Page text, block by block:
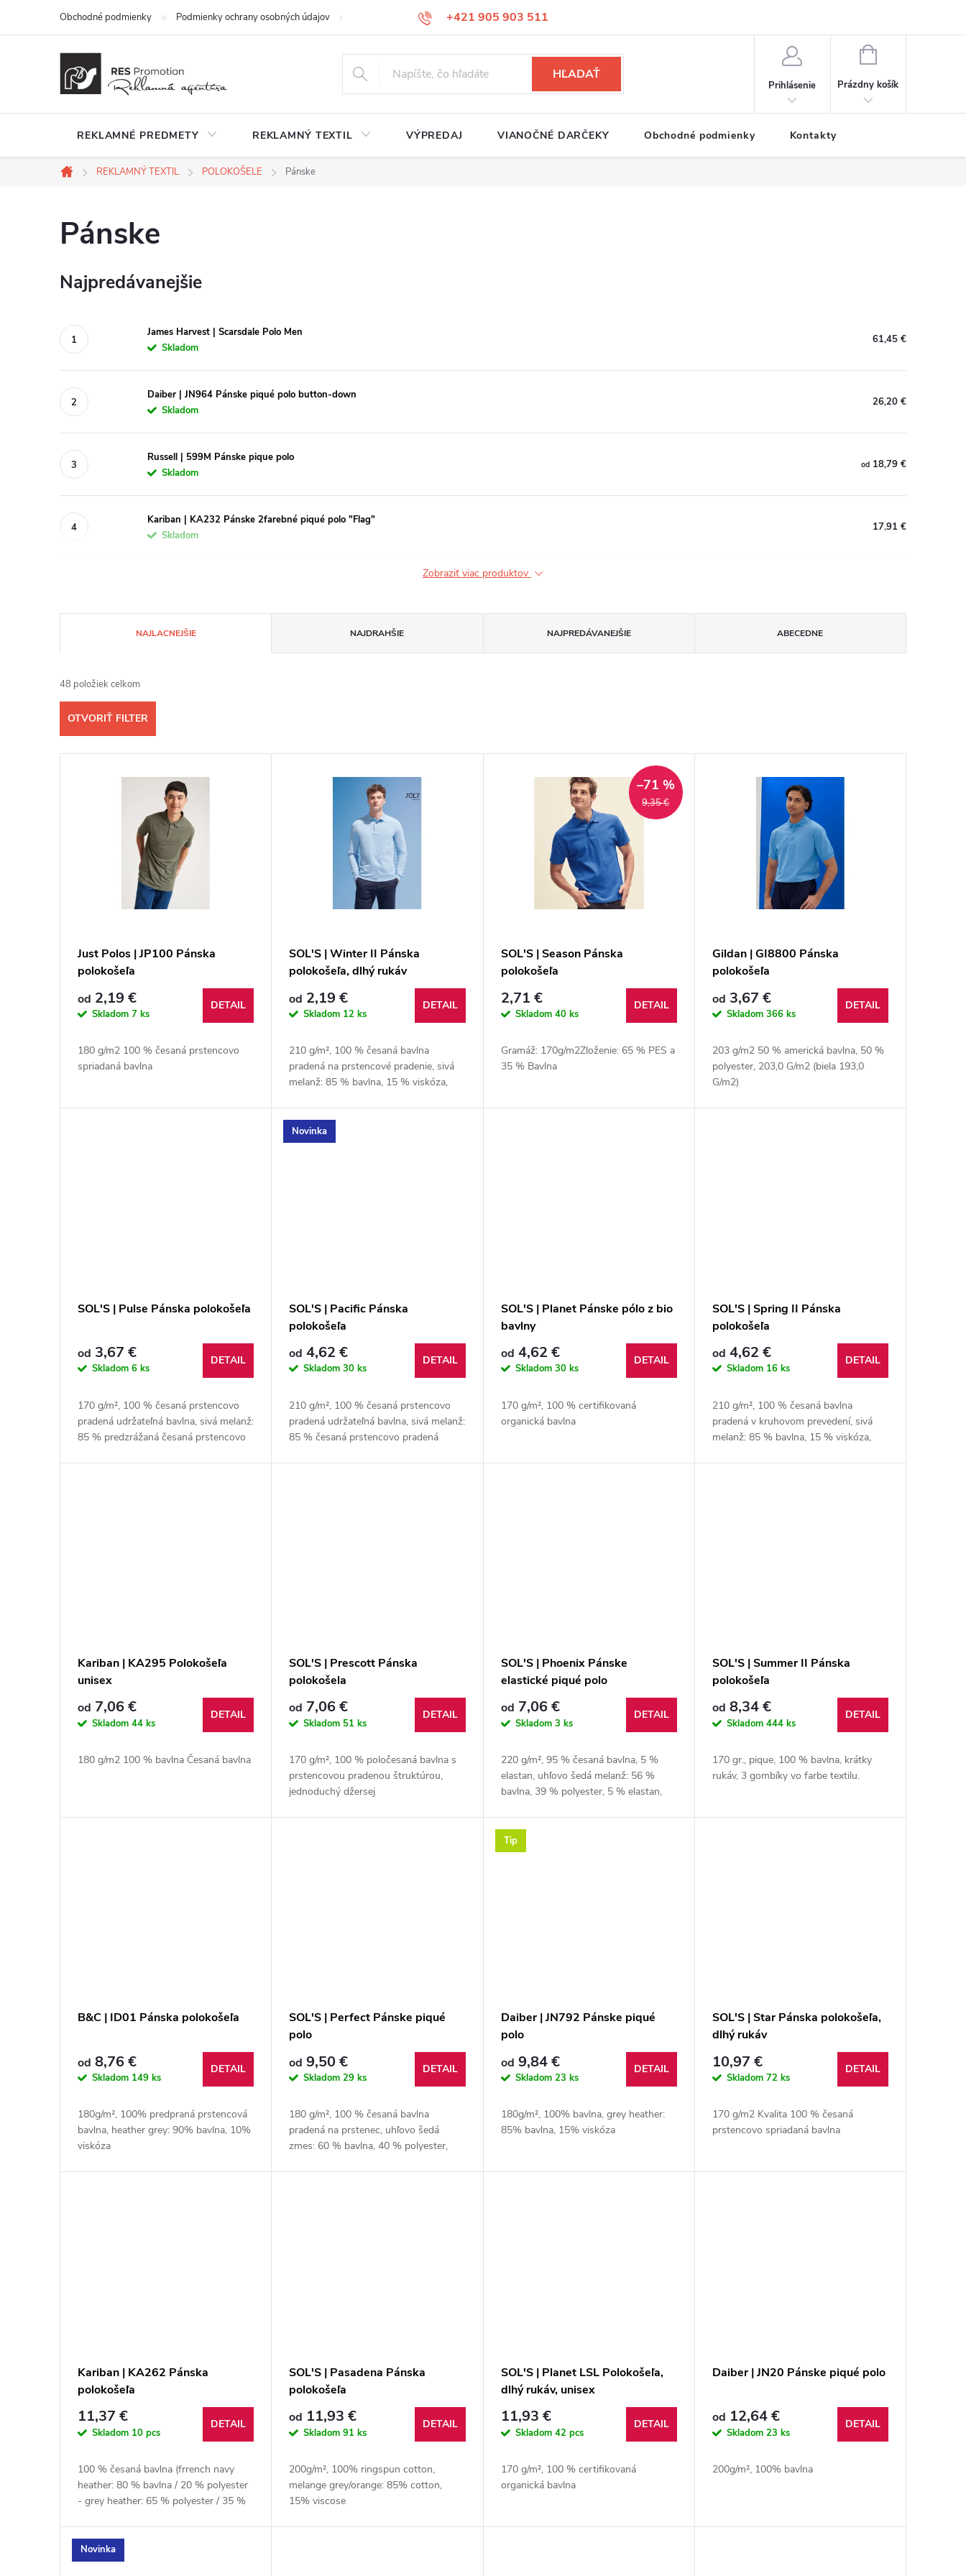
+421 905 903 511
Obchodné podmienky Podmienky ochrany osobných údajov Reklamačný poriadok Služby Kontakty
HĽADAŤ
Prihlásenie
NÁKUPNÝ
Prázdny košík
REKLAMNÉ PREDMETY REKLAMNÝ TEXTIL VÝPREDAJ VIANOČNÉ DARČEKY Obchodné podmienky Kontakty
Domov
REKLAMNÝ TEXTIL POLOKOŠELE Pánske
Pánske
Najpredávanejšie
James Harvest | Scarsdale Polo Men
Skladom
61,45 €
Daiber | JN964 Pánske piqué polo button-down
Skladom
26,20 €
Russell | 599M Pánske pique polo
Skladom
od 18,79 €
Kariban | KA232 Pánske 2farebné piqué polo "Flag"
Skladom
17,91 €
Zobraziť viac produktov
a
d
e
t
NAJLACNEJŠIE NAJDRAHŠIE NAJPREDÁVANEJŠIE ABECEDNE
48 položiek celkom
OTVORIŤ FILTER
Just Polos | JP100 Pánska
polokošeľa
od 2,19 €
Skladom 7 ks
DETAIL
180 g/m2 100 % česaná prstencovo
spriadaná bavlna
SOL'S | Winter II Pánska
polokošeľa, dlhý rukáv
od 2,19 €
Skladom 12 ks
DETAIL
210 g/m², 100 % česaná bavlna
pradená na prstencové pradenie, sivá
melanž: 85 % bavlna, 15 % viskóza,
9,35 €
–71 %
SOL'S | Season Pánska
polokošeľa
2,71 €
Skladom 40 ks
DETAIL
Gramáž: 170g/m2Zloženie: 65 % PES a
35 % Bavlna
Gildan | GI8800 Pánska
polokošeľa
od 3,67 €
Skladom 366 ks
DETAIL
203 g/m2 50 % americká bavlna, 50 %
polyester, 203,0 G/m2 (biela 193,0
G/m2)
SOL'S | Pulse Pánska polokošeľa
od 3,67 €
Skladom 6 ks
DETAIL
170 g/m², 100 % česaná prstencovo
pradená udržateľná bavlna, sivá melanž:
85 % predzrážaná česaná prstencovo
Novinka
SOL'S | Pacific Pánska
polokošeľa
od 4,62 €
Skladom30 ks
DETAIL
210 g/m², 100 % česaná prstencovo
pradená udržateľná bavlna, sivá melanž:
85 % česaná prstencovo pradená
SOL'S | Planet Pánske pólo z bio
bavlny
od 4,62 €
Skladom 30 ks
DETAIL
170 g/m², 100 % certifikovaná
organická bavlna
SOL'S | Spring II Pánska
polokošeľa
od 4,62 €
Skladom 16 ks
DETAIL
210 g/m², 100 % česaná bavlna
pradená v kruhovom prevedení, sivá
melanž: 85 % bavlna, 15 % viskóza,
Kariban | KA295 Polokošeľa
unisex
od 7,06 €
Skladom 44 ks
DETAIL
180 g/m2 100 % bavlna Česaná bavlna
SOL'S | Prescott Pánska
polokošela
od 7,06 €
Skladom 51 ks
DETAIL
170 g/m², 100 % poločesaná bavlna s
prstencovou pradenou štruktúrou,
jednoduchý džersej
SOL'S | Phoenix Pánske
elastické piqué polo
od 7,06 €
Skladom 3 ks
DETAIL
220 g/m², 95 % česaná bavlna, 5 %
elastan, uhľovo šedá melanž: 56 %
bavlna, 39 % polyester, 5 % elastan,
SOL'S | Summer II Pánska
polokošeľa
od 8,34 €
Skladom 444 ks
DETAIL
170 gr., pique, 100 % bavlna, krátky
rukáv, 3 gombíky vo farbe textilu.
B&C | ID01 Pánska polokošeľa
od 8,76 €
Skladom 149 ks
DETAIL
180g/m², 100% predpraná prstencová
bavlna, heather grey: 90% bavlna, 10%
viskóza
SOL'S | Perfect Pánske piqué
polo
od 9,50 €
Skladom29 ks
DETAIL
180 g/m², 100 % česaná bavlna
pradená na prstenec, uhľovo šedá
zmes: 60 % bavlna, 40 % polyester,
Tip
Daiber | JN792 Pánske piqué
polo
od 9,84 €
Skladom 23 ks
DETAIL
180g/m², 100% bavlna, grey heather:
85% bavlna, 15% viskóza
SOL'S | Star Pánska polokošeľa,
dlhý rukáv
10,97 €
Skladom 72 ks
DETAIL
170 g/m2 Kvalita 100 % česaná
prstencovo spriadaná bavlna
Kariban | KA262 Pánska
polokošeľa
11,37 €
Skladom 10 pcs
DETAIL
100 % česaná bavlna (frrench navy
heather: 80 % bavlna / 20 % polyester
- grey heather: 65 % polyester / 35 %
SOL'S | Pasadena Pánska
polokošeľa
od 11,93 €
Skladom91 ks
DETAIL
200g/m², 100% ringspun cotton,
melange grey/orange: 85% cotton,
15% viscose
SOL'S | Planet LSL Polokošeľa,
dlhý rukáv, unisex
11,93 €
Skladom 42 pcs
DETAIL
170 g/m², 100 % certifikovaná
organická bavlna
Daiber | JN20 Pánske piqué polo
od 12,64 €
Skladom 23 ks
DETAIL
200g/m², 100% bavlna
Novinka